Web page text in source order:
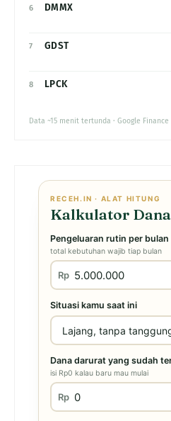
6 DMMX
7 GDST
8 LPCK
Data ~15 menit tertunda · Google Finance
RECEH.IN · ALAT HITUNG
Kalkulator
Pengeluaran rutin per bulan
total kebutuhan wajib tiap bulan
Rp
Situasi kamu saat ini
Dana darurat yang sudah
isi Rp0 kalau baru mau mulai
Rp